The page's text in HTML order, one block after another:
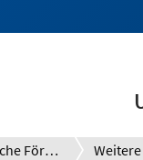
Europäische Förderung